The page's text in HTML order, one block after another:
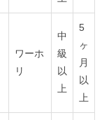
ワーホ
リ
中
級
以
上
5
ヶ
月
以
上